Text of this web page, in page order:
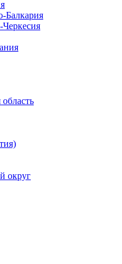
Балкария
Черкесия
округ